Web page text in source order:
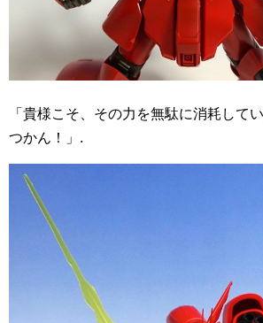
「貴様こそ、その力を無駄に消耗して
つかん！」.